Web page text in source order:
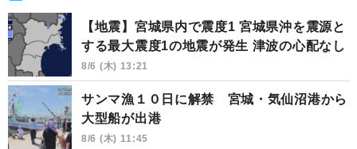
【地震】宮城県内で震度1 宮城県沖を震源と
する最大震度1の地震が発生 津波の心配なし
8/6 (木) 13:21
サンマ漁１０日に解禁 宮城・気仙沼港から
大型船が出港
8/6 (木) 11:45